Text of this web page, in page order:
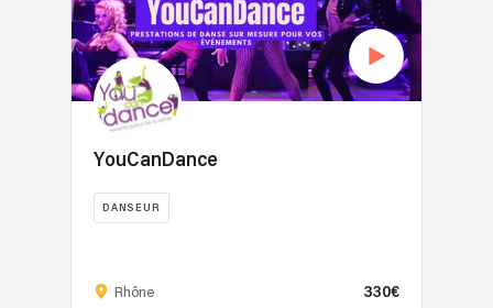
YouCanDance
DANSEUR
une Rhône 330€